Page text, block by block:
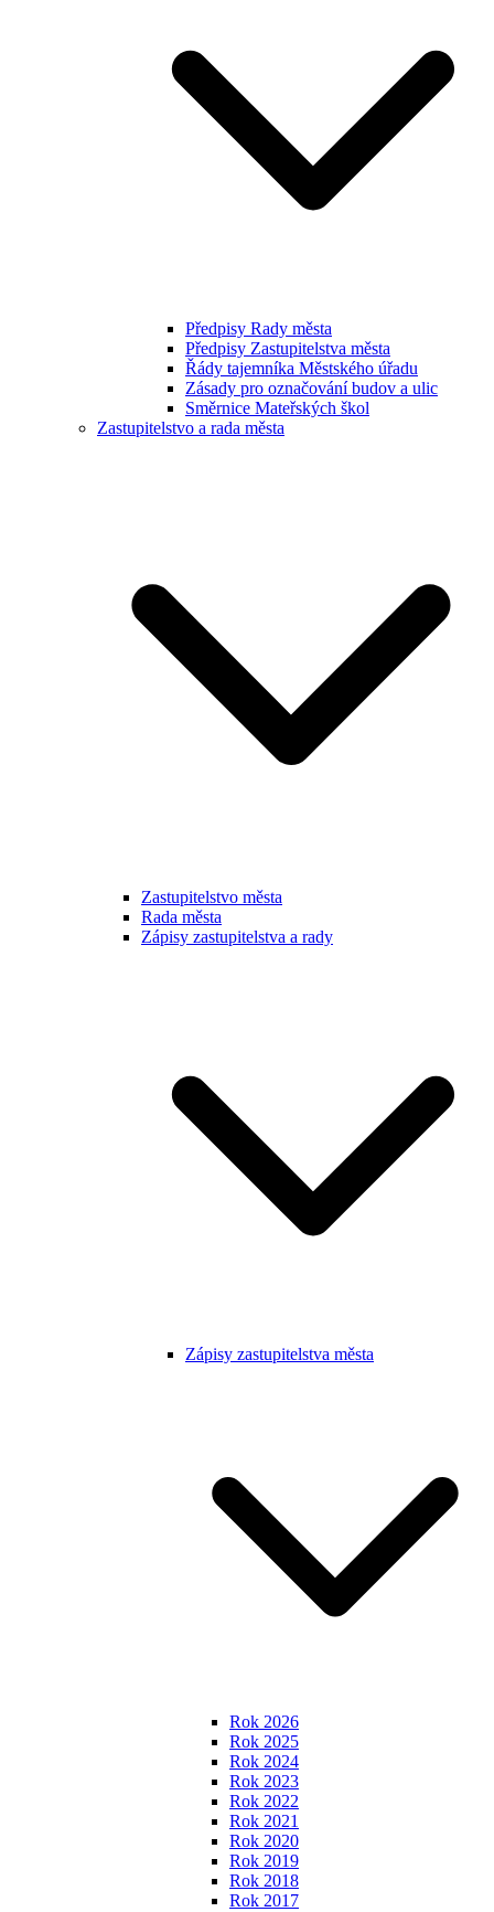
Předpisy Rady města
Předpisy Zastupitelstva města
Řády tajemníka Městského úřadu
Zásady pro označování budov a ulic
Směrnice Mateřských škol
Zastupitelstvo a rada města
Zastupitelstvo města
Rada města
Zápisy zastupitelstva a rady
Zápisy zastupitelstva města
Rok 2026
Rok 2025
Rok 2024
Rok 2023
Rok 2022
Rok 2021
Rok 2020
Rok 2019
Rok 2018
Rok 2017